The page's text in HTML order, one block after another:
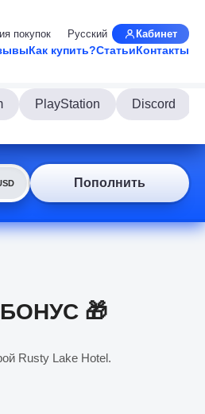
покупок Русский Кабинет
Как купить?СтатьиКонтакты
PlayStation Discord
Пополнить
БОНУС 🎁
Rusty Lake Hotel.